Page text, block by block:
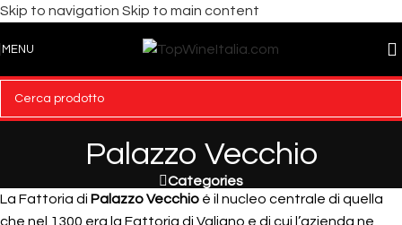
Skip to navigation Skip to main content
MENU
Palazzo Vecchio
Categories
La Fattoria di Palazzo Vecchio é il nucleo centrale di quella
che nel 1300 era la Fattoria di Valiano e di cui l’azienda ne